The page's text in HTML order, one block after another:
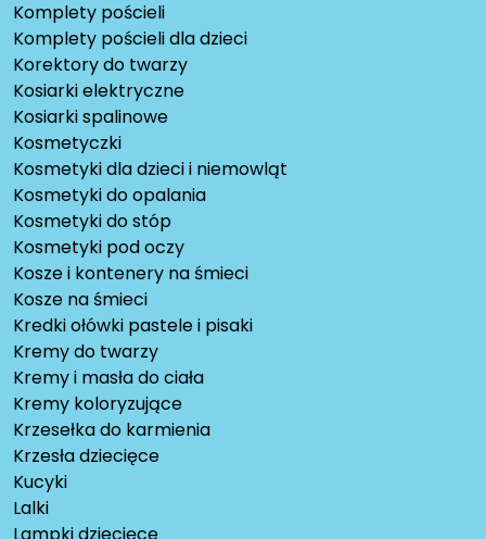
Komplety pościeli
Komplety pościeli dla dzieci
Korektory do twarzy
Kosiarki elektryczne
Kosiarki spalinowe
Kosmetyczki
Kosmetyki dla dzieci i niemowląt
Kosmetyki do opalania
Kosmetyki do stóp
Kosmetyki pod oczy
Kosze i kontenery na śmieci
Kosze na śmieci
Kredki ołówki pastele i pisaki
Kremy do twarzy
Kremy i masła do ciała
Kremy koloryzujące
Krzesełka do karmienia
Krzesła dziecięce
Kucyki
Lalki